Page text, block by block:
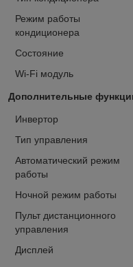
Режим работы
кондиционера
Состояние
Wi-Fi модуль
Дополнительные
Инвертор
Тип управления
Автоматический режим
работы
Ночной режим работы
Пульт дистанционного
управления
Дисплей